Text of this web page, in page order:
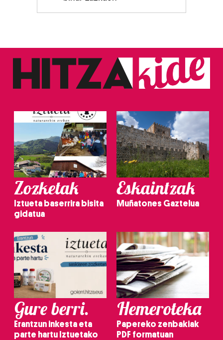
Zozketak
Iztueta baserrira bisita
gidatua
Eskaintzak
Muñatones Gaztelua
Gure berri.
Erantzun inkesta eta
parte hartu Iztuetako
Hemeroteka
Papereko zenbakiak
PDF formatuan